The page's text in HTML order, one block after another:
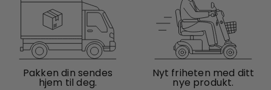
Pakken din sendes
hjem til deg.
Nyt friheten med ditt
nye produkt.